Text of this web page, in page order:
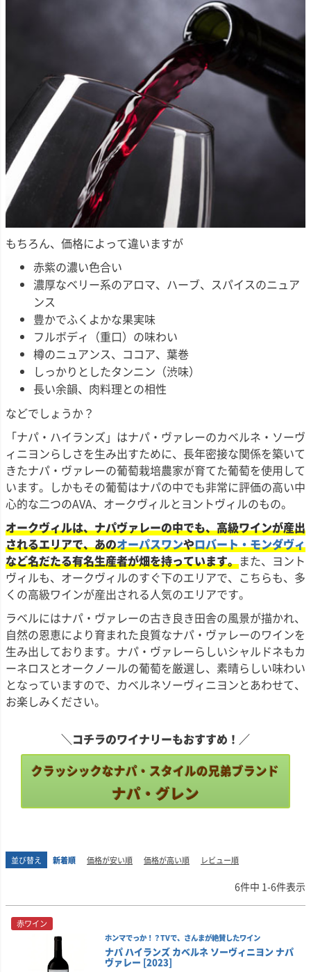
もちろん、価格によって違いますが
赤紫の濃い色合い
濃厚なベリー系のアロマ、ハーブ、スパイスのニュア
ンス
豊かでふくよかな果実味
フルボディ（重口）の味わい
樽のニュアンス、ココア、葉巻
しっかりとしたタンニン（渋味）
長い余韻、肉料理との相性
などでしょうか？
「ナパ・ハイランズ」はナパ・ヴァレーのカベルネ・ソーヴ
ィニヨンらしさを生み出すために、長年密接な関係を築いて
きたナパ・ヴァレーの葡萄栽培農家が育てた葡萄を使用して
います。しかもその葡萄はナパの中でも非常に評価の高い中
心的な二つのAVA、オークヴィルとヨントヴィルのもの。
オークヴィルは、ナパヴァレーの中でも、高級ワインが産出
されるエリアで、あのオーパスワンやロバート・モンダヴィ
など名だたる有名生産者が畑を持っています。また、ヨント
ヴィルも、オークヴィルのすぐ下のエリアで、こちらも、多
くの高級ワインが産出される人気のエリアです。
ラベルにはナパ・ヴァレーの古き良き田舎の風景が描かれ、
自然の恩恵により育まれた良質なナパ・ヴァレーのワインを
生み出しております。ナパ・ヴァレーらしいシャルドネもカ
ーネロスとオークノールの葡萄を厳選し、素晴らしい味わい
となっていますので、カベルネソーヴィニヨンとあわせて、
お楽しみください。
＼コチラのワイナリーもおすすめ！／
クラッシックなナパ・スタイルの兄弟ブランド
ナパ・グレン
並び替え 新着順 価格が安い順 価格が高い順 レビュー順
6件中 1-6件表示
赤ワイン
ホンマでっか！？TVで、さんまが絶賛したワイン
ナパ ハイランズ カベルネ ソーヴィニヨン ナパ
ヴァレー [2023]